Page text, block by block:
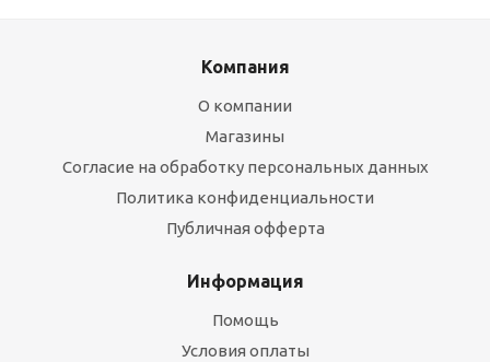
Компания
О компании
Магазины
Согласие на обработку персональных данных
Политика конфиденциальности
Публичная офферта
Информация
Помощь
Условия оплаты